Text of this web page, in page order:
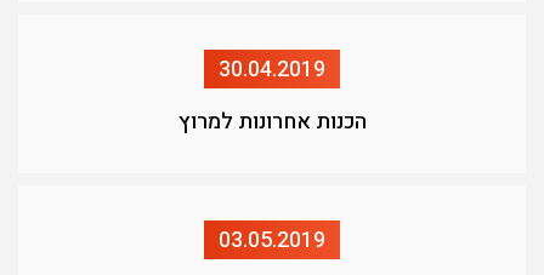
30.04.2019
הכנות אחרונות למרוץ
03.05.2019